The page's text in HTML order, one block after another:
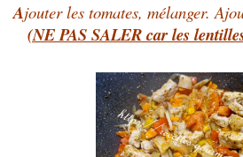
Ajouter les tomates, mélanger.
(NE PAS SALER car les